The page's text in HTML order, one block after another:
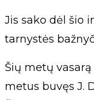
Jis sako dėl šio
tarnystės
Šių metų
metus buvęs J.